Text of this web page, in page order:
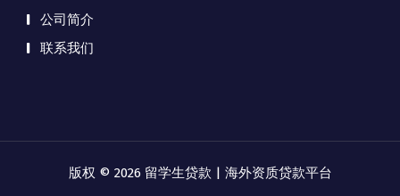
公司简介
联系我们
版权 © 2026 留学生贷款 | 海外资质贷款平台